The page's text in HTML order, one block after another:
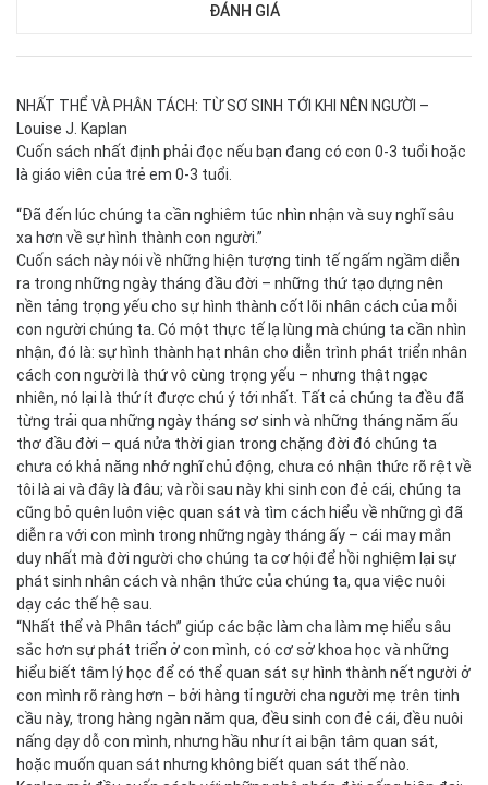
ĐÁNH GIÁ
NHẤT THỂ VÀ PHÂN TÁCH: TỪ SƠ SINH TỚI KHI NÊN NGƯỜI –
Louise J. Kaplan
Cuốn sách nhất định phải đọc nếu bạn đang có con 0-3 tuổi hoặc
là giáo viên của trẻ em 0-3 tuổi.
“Đã đến lúc chúng ta cần nghiêm túc nhìn nhận và suy nghĩ sâu
xa hơn về sự hình thành con người.”
Cuốn sách này nói về những hiện tượng tinh tế ngấm ngầm diễn
ra trong những ngày tháng đầu đời – những thứ tạo dựng nên
nền tảng trọng yếu cho sự hình thành cốt lõi nhân cách của mỗi
con người chúng ta. Có một thực tế lạ lùng mà chúng ta cần nhìn
nhận, đó là: sự hình thành hạt nhân cho diễn trình phát triển nhân
cách con người là thứ vô cùng trọng yếu – nhưng thật ngạc
nhiên, nó lại là thứ ít được chú ý tới nhất. Tất cả chúng ta đều đã
từng trải qua những ngày tháng sơ sinh và những tháng năm ấu
thơ đầu đời – quá nửa thời gian trong chặng đời đó chúng ta
chưa có khả năng nhớ nghĩ chủ động, chưa có nhận thức rõ rệt về
tôi là ai và đây là đâu; và rồi sau này khi sinh con đẻ cái, chúng ta
cũng bỏ quên luôn việc quan sát và tìm cách hiểu về những gì đã
diễn ra với con mình trong những ngày tháng ấy – cái may mắn
duy nhất mà đời người cho chúng ta cơ hội để hồi nghiệm lại sự
phát sinh nhân cách và nhận thức của chúng ta, qua việc nuôi
dạy các thế hệ sau.
“Nhất thể và Phân tách” giúp các bậc làm cha làm mẹ hiểu sâu
sắc hơn sự phát triển ở con mình, có cơ sở khoa học và những
hiểu biết tâm lý học để có thể quan sát sự hình thành nết người ở
con mình rõ ràng hơn – bởi hàng tỉ người cha người mẹ trên tinh
cầu này, trong hàng ngàn năm qua, đều sinh con đẻ cái, đều nuôi
nấng dạy dỗ con mình, nhưng hầu như ít ai bận tâm quan sát,
hoặc muốn quan sát nhưng không biết quan sát thế nào.